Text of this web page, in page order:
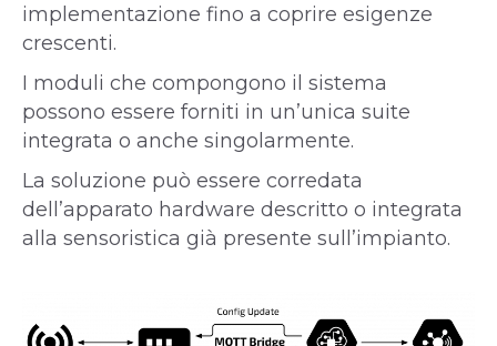
implementazione fino a coprire esigenze
crescenti.
I moduli che compongono il sistema
possono essere forniti in un’unica suite
integrata o anche singolarmente.
La soluzione può essere corredata
dell’apparato hardware descritto o integrata
alla sensoristica già presente sull’impianto.